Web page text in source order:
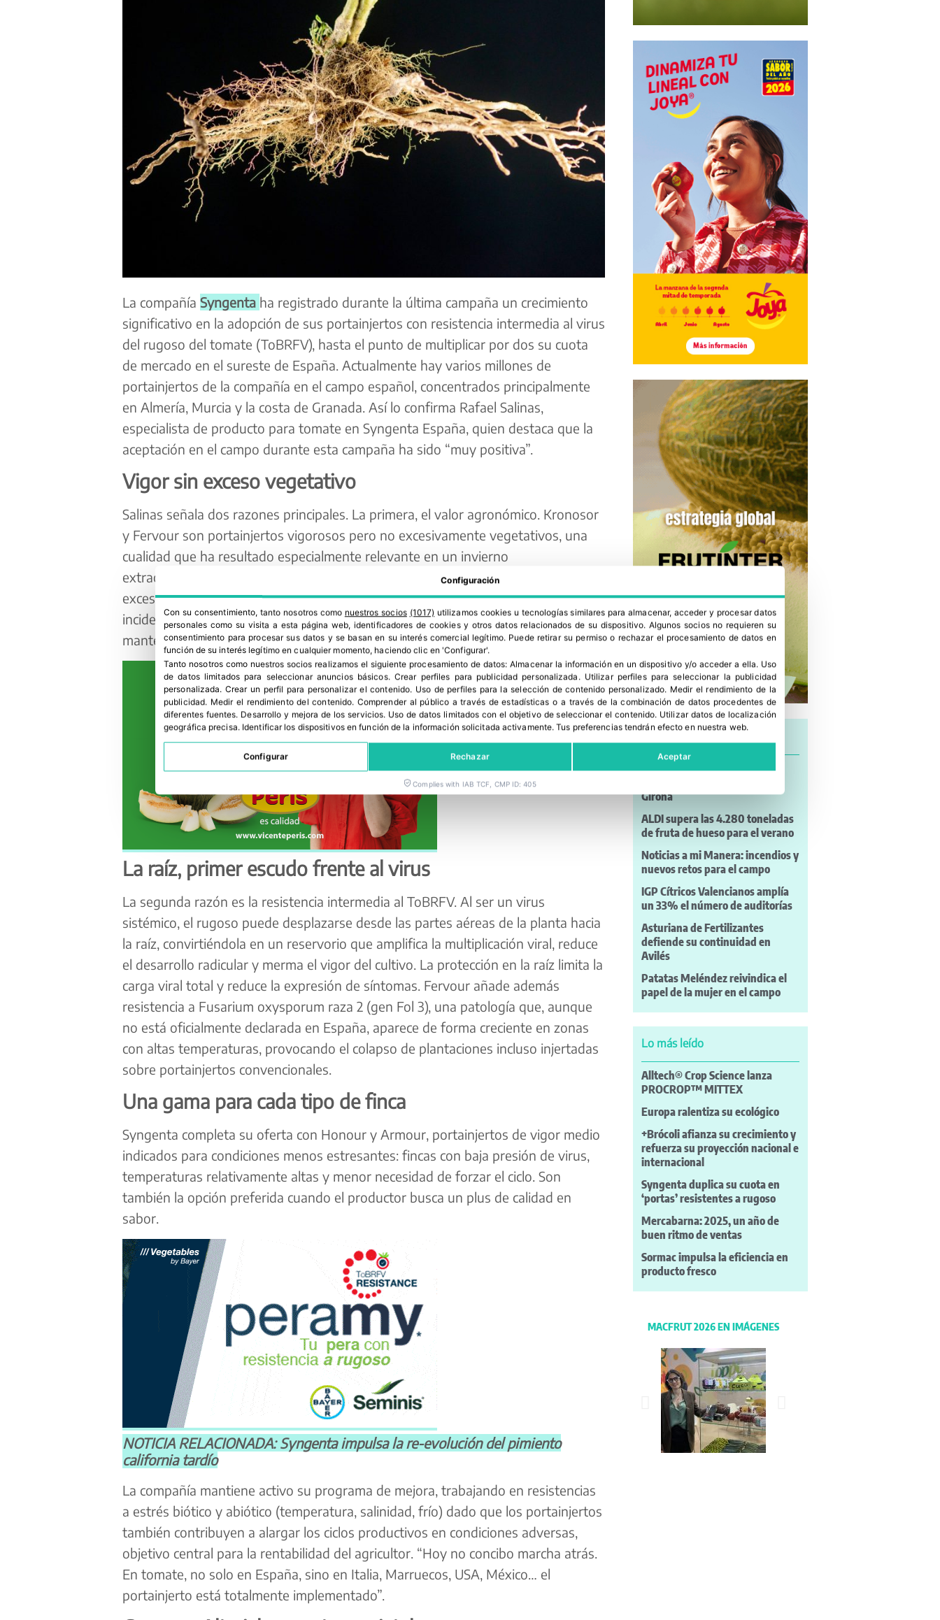
La compañía Syngenta ha registrado durante la última campaña un crecimiento
significativo en la adopción de sus portainjertos con resistencia intermedia al virus
del rugoso del tomate (ToBRFV), hasta el punto de multiplicar por dos su cuota
de mercado en el sureste de España. Actualmente hay varios millones de
portainjertos de la compañía en el campo español, concentrados principalmente
en Almería, Murcia y la costa de Granada. Así lo confirma Rafael Salinas,
especialista de producto para tomate en Syngenta España, quien destaca que la
aceptación en el campo durante esta campaña ha sido “muy positiva”.
Vigor sin exceso vegetativo
Salinas señala dos razones principales. La primera, el valor agronómico. Kronosor
y Fervour son portainjertos vigorosos pero no excesivamente vegetativos, una
cualidad que ha resultado especialmente relevante en un invierno
extraordinariamente lluvioso, el más húmedo de los últimos 15 años en la zona. El
exceso de vegetación genera pérdida de luz, problemas de coloración y mayor
incidencia de enfermedades, riesgos que estos portainjertos minimizan al
mantener un volumen foliar equilibrado con actividad fotosintética adecuada.
La raíz, primer escudo frente al virus
La segunda razón es la resistencia intermedia al ToBRFV. Al ser un virus
sistémico, el rugoso puede desplazarse desde las partes aéreas de la planta hacia
la raíz, convirtiéndola en un reservorio que amplifica la multiplicación viral, reduce
el desarrollo radicular y merma el vigor del cultivo. La protección en la raíz limita la
carga viral total y reduce la expresión de síntomas. Fervour añade además
resistencia a Fusarium oxysporum raza 2 (gen Fol 3), una patología que, aunque
no está oficialmente declarada en España, aparece de forma creciente en zonas
con altas temperaturas, provocando el colapso de plantaciones incluso injertadas
sobre portainjertos convencionales.
Una gama para cada tipo de finca
Syngenta completa su oferta con Honour y Armour, portainjertos de vigor medio
indicados para condiciones menos estresantes: fincas con baja presión de virus,
temperaturas relativamente altas y menor necesidad de forzar el ciclo. Son
también la opción preferida cuando el productor busca un plus de calidad en
sabor.
NOTICIA RELACIONADA: Syngenta impulsa la re-evolución del pimiento
california tardío
La compañía mantiene activo su programa de mejora, trabajando en resistencias
a estrés biótico y abiótico (temperatura, salinidad, frío) dado que los portainjertos
también contribuyen a alargar los ciclos productivos en condiciones adversas,
objetivo central para la rentabilidad del agricultor. “Hoy no concibo marcha atrás.
En tomate, no solo en España, sino en Italia, Marruecos, USA, México… el
portainjerto está totalmente implementado”.
David Casadellà, nuevo
Girona
ALDI supera las 4.280 toneladas
de fruta de hueso para el verano
Noticias a mi Manera: incendios y
nuevos retos para el campo
IGP Cítricos Valencianos amplía
un 33% el número de auditorías
Asturiana de Fertilizantes
defiende su continuidad en
Avilés
Patatas Meléndez reivindica el
papel de la mujer en el campo
Lo más leído
Alltech® Crop Science lanza
PROCROP™ MITTEX
Europa ralentiza su ecológico
+Brócoli afianza su crecimiento y
refuerza su proyección nacional e
internacional
Syngenta duplica su cuota en
‘portas’ resistentes a rugoso
Mercabarna: 2025, un año de
buen ritmo de ventas
Sormac impulsa la eficiencia en
producto fresco
MACFRUT 2026 EN IMÁGENES
Configuración
Con su consentimiento, tanto nosotros como nuestros socios (1017) utilizamos cookies u tecnologías similares para almacenar, acceder y procesar datos
personales como su visita a esta página web, identificadores de cookies y otros datos relacionados de su dispositivo. Algunos socios no requieren su
consentimiento para procesar sus datos y se basan en su interés comercial legítimo. Puede retirar su permiso o rechazar el procesamiento de datos en
función de su interés legítimo en cualquier momento, haciendo clic en 'Configurar'.
Tanto nosotros como nuestros socios realizamos el siguiente procesamiento de datos:Almacenar la información en un dispositivo y/o acceder a ella. Uso
de datos limitados para seleccionar anuncios básicos. Crear perfiles para publicidad personalizada . Utilizar perfiles para seleccionar la publicidad
personalizada. Crear un perfil para personalizar el contenido. Uso de perfiles para la selección de contenido personalizado. Medir el rendimiento de la
publicidad. Medir el rendimiento del contenido. Comprender al público a través de estadísticas o a través de la combinación de datos procedentes de
diferentes fuentes. Desarrollo y mejora de los servicios. Uso de datos limitados con el objetivo de seleccionar el contenido. Utilizar datos de localización
geográfica precisa. Identificar los dispositivos en función de la información solicitada activamente.Tus preferencias tendrán efecto en nuestra web.
Configurar Rechazar Aceptar
Complies with IAB TCF, CMP ID: 405